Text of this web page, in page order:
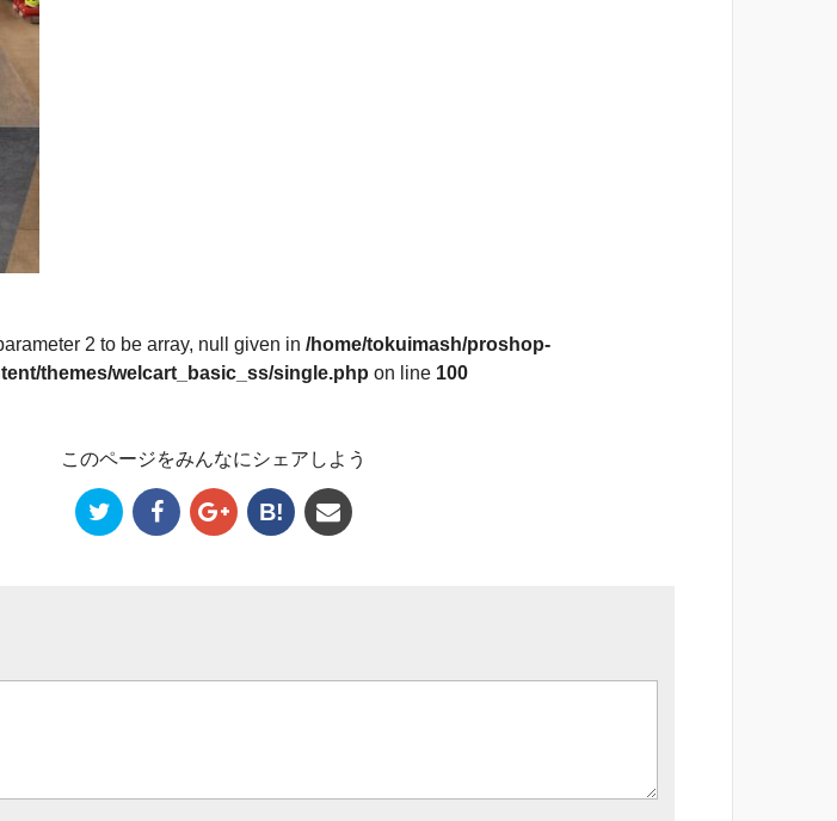
2 to be array, null given in /home/tokuimash/proshop-
themes/welcart_basic_ss/single.php on line 100
このページをみんなにシェアしよう
B!